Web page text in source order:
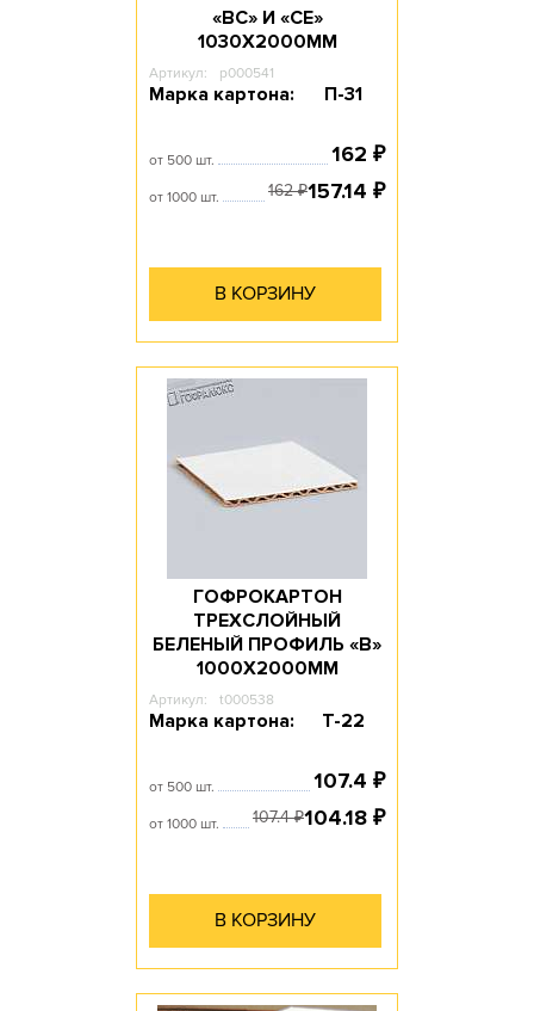
«ВС» И «СЕ»
1030Х2000ММ
Артикул: p000541
Марка картона: П-31
от 500 шт. 162 ₽
от 1000 шт. 162₽157.14 ₽
В КОРЗИНУ
ГОФРОКАРТОН
ТРЕХСЛОЙНЫЙ
БЕЛЕНЫЙ ПРОФИЛЬ «В»
1000Х2000ММ
Артикул: t000538
Марка картона: Т-22
от 500 шт. 107.4 ₽
от 1000 шт. 107.4₽104.18 ₽
В КОРЗИНУ